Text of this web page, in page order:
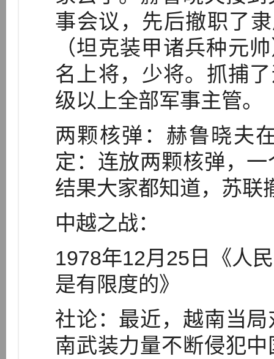
事会议，先后撤职了
（坦克装甲诸兵种元
名上将，少将。抓捕
级以上全部军事主管。
两颗核弹：赫鲁晓夫
定：连放两颗核弹，
结果大家都知道，苏联
中越之战：
1978年12月25日《人
是有限度的》
社论：最近，越南当
南武装力量不断侵犯